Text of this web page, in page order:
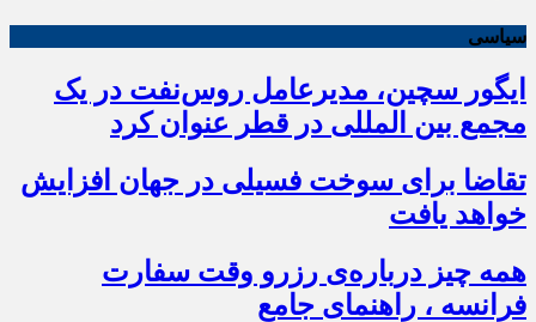
سیاسی
ایگور سچین، مدیرعامل روس‌نفت در یک
مجمع بین المللی در قطر عنوان کرد
تقاضا برای سوخت فسیلی در جهان افزایش
خواهد یافت
همه چیز درباره‌ی رزرو وقت سفارت
فرانسه ، راهنمای جامع